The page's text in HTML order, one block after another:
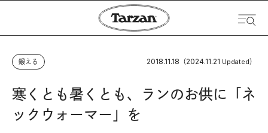
鍛える 2018.11.18 （2024.11.21 Updated）
寒くとも暑くとも、ランのお供に「ネ
ックウォーマー」を